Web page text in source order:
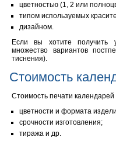
цветностью (1, 2 или
типом используемых
дизайном.
Если вы хотите получить
множество вариантов
тиснения).
Стоимость
Стоимость печати
цветности и формата
срочности изготовления;
тиража и др.